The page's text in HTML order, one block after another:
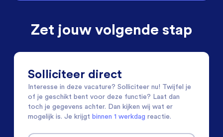
Zet jouw volgende stap
Solliciteer direct
Interesse in deze vacature? Solliciteer nu! Twijfel je
of je geschikt bent voor deze functie? Laat dan
toch je gegevens achter. Dan kijken wij wat er
mogelijk is. Je krijgt binnen 1 werkdag reactie.